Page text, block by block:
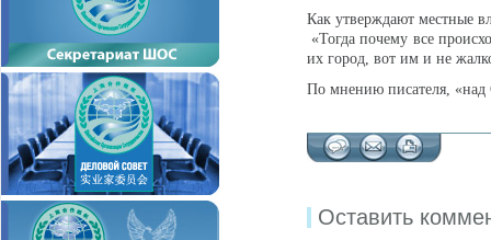
Как утверждают местные
«Тогда почему все
их город, вот им и не
По мнению писателя, «над
Оставить